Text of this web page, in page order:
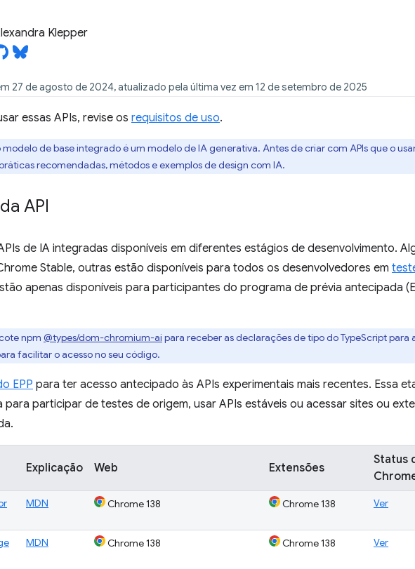
Klepper
27 de agosto de 2024, atualizado pela última vez em 12 de setembro de 2025
essas APIs, revise os requisitos de uso.
modelo de base integrado é um modelo de IA generativa. Antes de criar com APIs que o
recomendadas, métodos e exemplos de design com IA.
API
de IA integradas disponíveis em diferentes estágios de desenvolvimento.
Stable, outras estão disponíveis para todos os desenvolvedores em
apenas disponíveis para participantes do programa de prévia antecipada
npm @types/dom-chromium-ai para receber as declarações de tipo do TypeScript para
facilitar o acesso no seu código.
EPP para ter acesso antecipado às APIs experimentais mais recentes. Essa
para participar de testes de origem, usar APIs estáveis ou acessar sites ou
Explicação Web Extensões
Status
MDN Chrome 138 Chrome 138 Ver
MDN Chrome 138 Chrome 138 Ver